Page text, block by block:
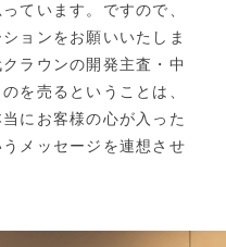
ています。ですので、
ョンをお願いいたしま
ラウンの開発主査・中
を売るということは、
にお客様の心が入った
メッセージを連想させ